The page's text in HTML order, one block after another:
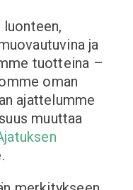
ja
tuotteina –
oman
ajattelumme
muuttaa